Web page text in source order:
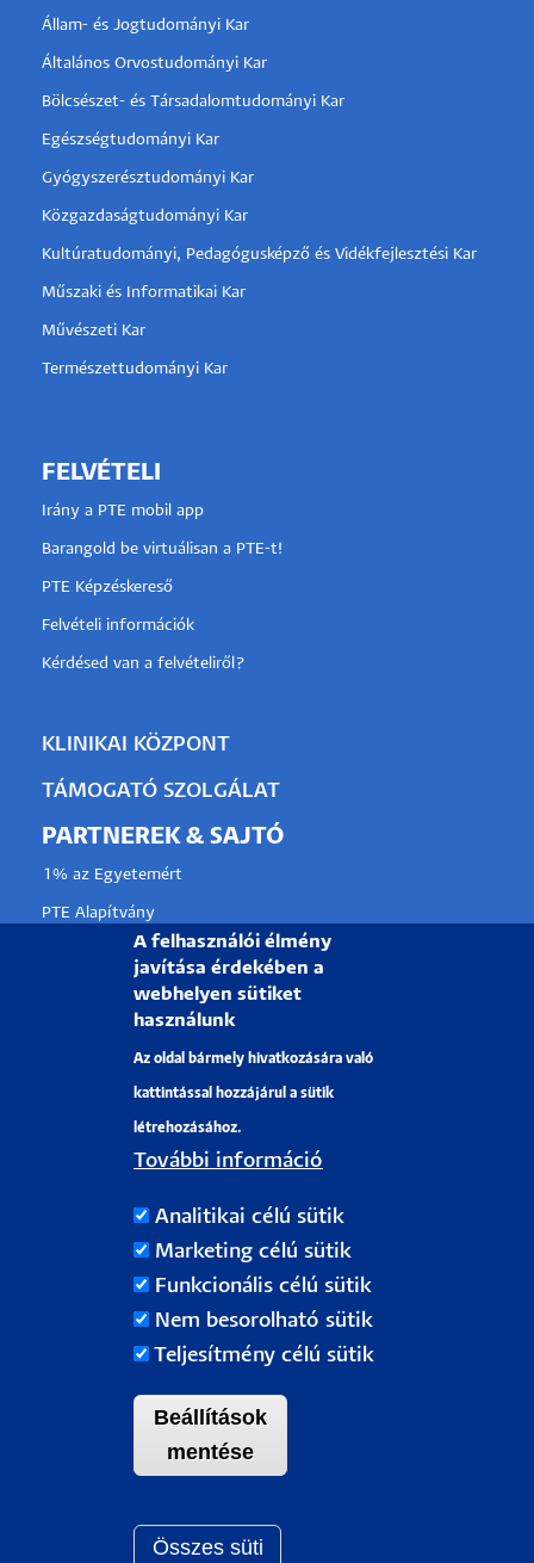
Állam- és Jogtudományi Kar
Általános Orvostudományi Kar
Bölcsészet- és Társadalomtudományi Kar
Egészségtudományi Kar
Gyógyszerésztudományi Kar
Közgazdaságtudományi Kar
Kultúratudományi, Pedagógusképző és Vidékfejlesztési Kar
Műszaki és Informatikai Kar
Művészeti Kar
Természettudományi Kar
FELVÉTELI
Irány a PTE mobil app
Barangold be virtuálisan a PTE-t!
PTE Képzéskereső
Felvételi információk
Kérdésed van a felvételiről?
KLINIKAI KÖZPONT
TÁMOGATÓ SZOLGÁLAT
PARTNEREK & SAJTÓ
1% az Egyetemért
PTE Alapítvány
Partnerkapcsolati lehetőségek
Médiaajánlat
Pályázati projektek
H-7622 Pécs, Vasvári Pál utca. 4.
Tel.:+36-72/501-500
A felhasználói élmény
javítása érdekében a
webhelyen sütiket
használunk
Az oldal bármely hivatkozására való
kattintással hozzájárul a sütik
létrehozásához.
További információ
Analitikai célú sütik
Marketing célú sütik
Funkcionális célú sütik
Nem besorolható sütik
Teljesítmény célú sütik
Beállítások
mentése
Összes süti